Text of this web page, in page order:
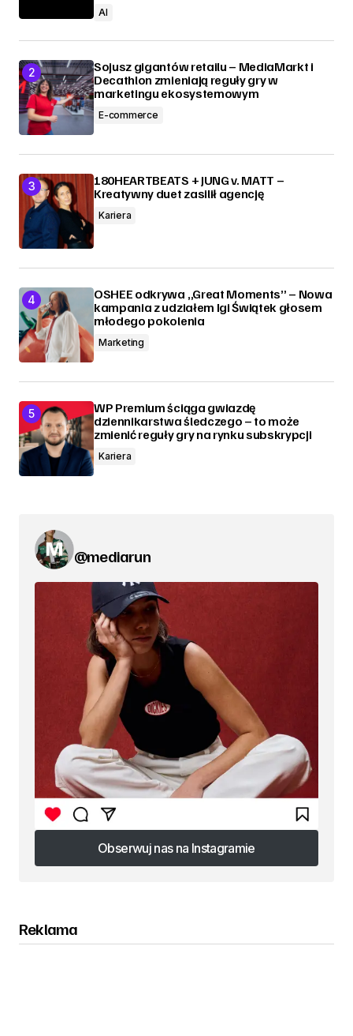
AI
Sojusz gigantów retailu – MediaMarkt i
Decathlon zmieniają reguły gry w
marketingu ekosystemowym
E-commerce
180HEARTBEATS + JUNG v. MATT –
Kreatywny duet zasilił agencję
Kariera
OSHEE odkrywa „Great Moments” – Nowa
kampania z udziałem Igi Świątek głosem
młodego pokolenia
Marketing
WP Premium ściąga gwiazdę
dziennikarstwa śledczego – to może
zmienić reguły gry na rynku subskrypcji
Kariera
@mediarun
Obserwuj nas na Instagramie
Obserwuj nas na Instagramie
Reklama